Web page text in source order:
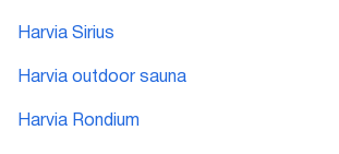
Harvia Sirius
Harvia outdoor sauna
Harvia Rondium